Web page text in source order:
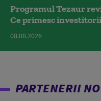
Programul Tezaur
Ce primesc investitorii
08.08.2026
PARTENERII